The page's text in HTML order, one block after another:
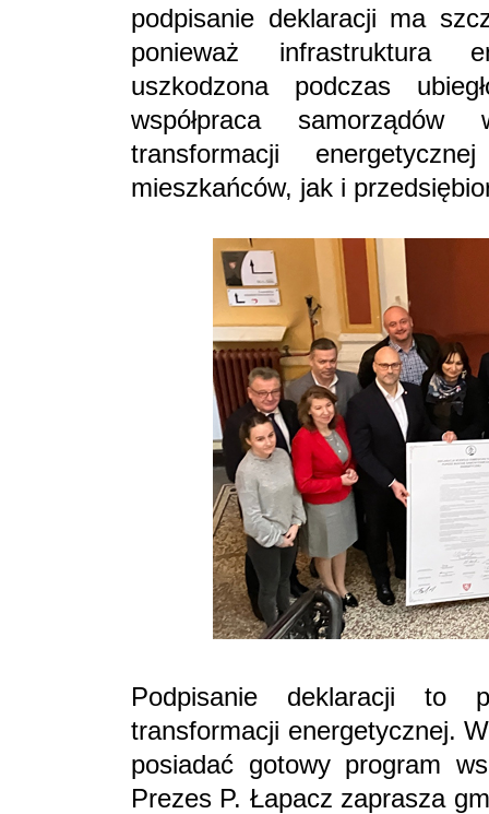
podpisanie deklaracji ma
ponieważ infrastruktura
uszkodzona podczas
współpraca
transformacji
mieszkańców, jak i
Podpisanie deklaracji to
transformacji energetycznej.
posiadać gotowy program
Prezes P. Łapacz zaprasza